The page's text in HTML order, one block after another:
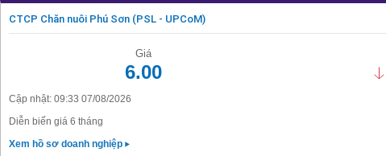
CTCP Chăn nuôi Phú Sơn (PSL - UPCoM)
Giá
6.00
Cập nhật: 09:33 07/08/2026
Diễn biến giá 6 tháng
Xem hồ sơ doanh nghiệp